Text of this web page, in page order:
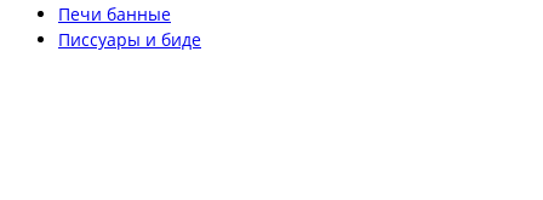
Печи банные
Писсуары и биде